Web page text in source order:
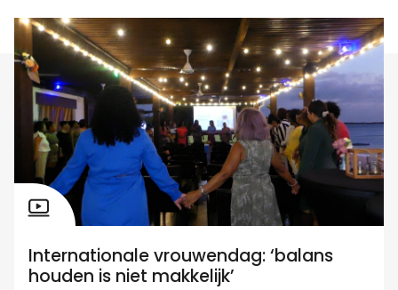
Internationale vrouwendag: ‘balans
houden is niet makkelijk’